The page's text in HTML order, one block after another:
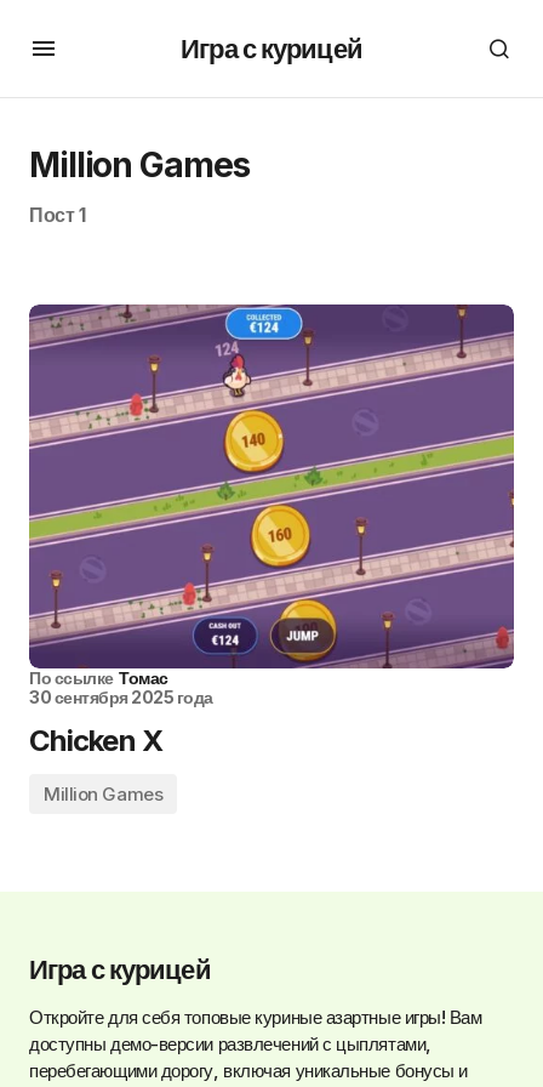
Игра с курицей
Million Games
Пост 1
По ссылке Томас
30 сентября 2025 года
Chicken X
Million Games
Игра с курицей
Откройте для себя топовые куриные азартные игры! Вам
доступны демо-версии развлечений с цыплятами,
перебегающими дорогу, включая уникальные бонусы и